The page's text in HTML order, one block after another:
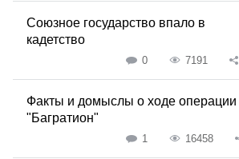
Союзное государство впало в
кадетство
0 7191
Факты и домыслы о ходе операции
"Багратион"
1 16458